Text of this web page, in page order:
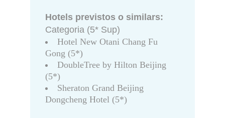
Hotels previstos o similars:
Categoria (5* Sup)
Hotel New Otani Chang Fu
Gong (5*)
DoubleTree by Hilton Beijing
(5*)
Sheraton Grand Beijing
Dongcheng Hotel (5*)